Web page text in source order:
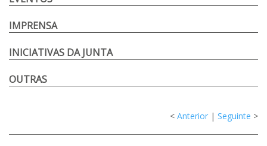
IMPRENSA
INICIATIVAS DA JUNTA
OUTRAS
< Anterior | Seguinte >